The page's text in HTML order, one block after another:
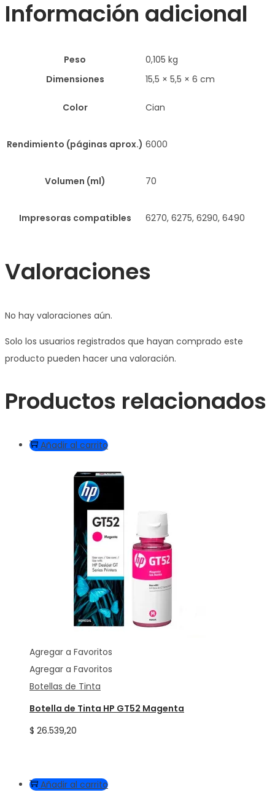
Información adicional
Peso
0,105 kg
Dimensiones
15,5 × 5,5 × 6 cm
Color Cian
Rendimiento (páginas aprox.) 6000
Volumen (ml) 70
Impresoras compatibles 6270, 6275, 6290, 6490
Valoraciones
No hay valoraciones aún.
Solo los usuarios registrados que hayan comprado este
producto pueden hacer una valoración.
Productos relacionados
Añadir al carrito
Agregar a Favoritos
Agregar a Favoritos
Botellas de Tinta
Botella de Tinta HP GT52 Magenta
$ 26.539,20
Añadir al carrito